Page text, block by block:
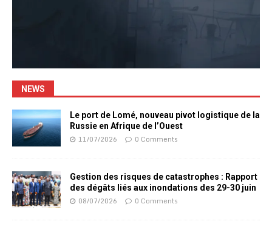
NEWS
Le port de Lomé, nouveau pivot logistique de la
Russie en Afrique de l’Ouest
11/07/2026 0 Comments
Gestion des risques de catastrophes : Rapport
des dégâts liés aux inondations des 29-30 juin
08/07/2026 0 Comments